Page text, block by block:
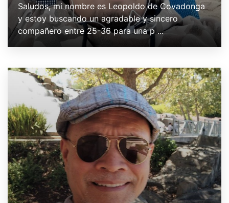
Saludos, mi nombre es Leopoldo de Covadonga
y estoy buscando un agradable y sincero
compañero entre 25-36 para una p ...